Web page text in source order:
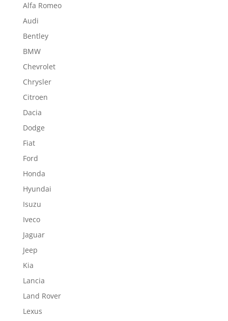
Alfa Romeo
Audi
Bentley
BMW
Chevrolet
Chrysler
Citroen
Dacia
Dodge
Fiat
Ford
Honda
Hyundai
Isuzu
Iveco
Jaguar
Jeep
Kia
Lancia
Land Rover
Lexus